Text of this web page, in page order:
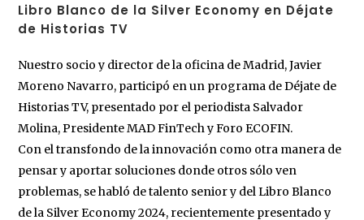
Libro Blanco de la Silver Economy en Déjate
de Historias TV
Nuestro socio y director de la oficina de Madrid, Javier
Moreno Navarro, participó en un programa de Déjate de
Historias TV, presentado por el periodista Salvador
Molina, Presidente MAD FinTech y Foro ECOFIN.
Con el transfondo de la innovación como otra manera de
pensar y aportar soluciones donde otros sólo ven
problemas, se habló de talento senior y del Libro Blanco
de la Silver Economy 2024, recientemente presentado y